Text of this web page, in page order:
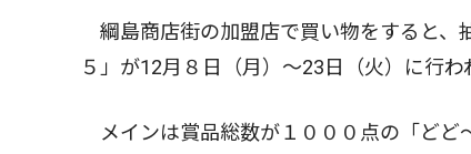
綱島商店街の加盟店で買い物をすると、
５」が12月８日（月）〜23日（火）に行わ
メインは賞品総数が１０００点の「どど